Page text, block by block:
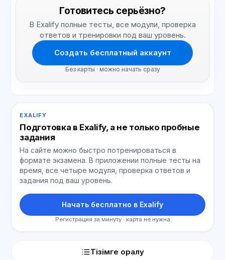
Готовитесь серьёзно?
В Exalify полные тесты, все модули, проверка
ответов и тренировки под ваш уровень.
Создать бесплатный аккаунт
Без карты · можно начать сразу
EXALIFY
Подготовка в Exalify, а не только пробные
задания
На сайте можно быстро потренироваться в
формате экзамена. В приложении полные тесты на
время, все четыре модуля, проверка ответов и
задания под ваш уровень.
Начать бесплатно в Exalify
Регистрация за минуту · карта не нужна
Тізімге оралу